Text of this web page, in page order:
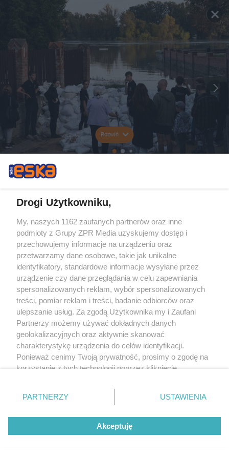
Rozwiń
Drogi Użytkowniku,
My, naszych 1162 zaufanych partnerów oraz inne
podmioty z Grupy ZPR Media uzyskujemy dostęp i
przechowujemy informacje na urządzeniu oraz
przetwarzamy dane osobowe, takie jak unikalne
identyfikatory, standardowe informacje wysyłane przez
urządzenie czy dane przeglądania w celu zapewniania
spersonalizowanych reklam, wybór spersonalizowanych
treści, pomiar reklam i treści, badanie odbiorców oraz
ulepszanie usług. Za zgodą Użytkownika my i Zaufani
Partnerzy możemy używać dokładnych danych
geolokalizacyjnych oraz aktywnie skanować
charakterystykę urządzenia do celów identyfikacji.
Ponieważ cenimy Twoją prywatność, prosimy o zgodę na
korzystanie z tych technologii poprzez kliknięcie
zmienić/wycofać klikając przycisk ustawień prywatności
znajdujący się w lewym dolnym rogu strony
rodzaje przetwarzania danych nie wymagają zgody
użytkownika, ale masz prawo sprzeciwić się takiemu
przetwarzaniu. Preferencje będą miały zastosowanie tylko
PARTNERZY USTAWIENIA
Akceptuję